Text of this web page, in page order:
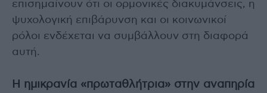
επισημαίνουν ότι οι ορμονικές διακυμάνσεις, η
ψυχολογική επιβάρυνση και οι κοινωνικοί
ρόλοι ενδέχεται να συμβάλλουν στη διαφορά
αυτή.
Η ημικρανία «πρωταθλήτρια» στην αναπηρία